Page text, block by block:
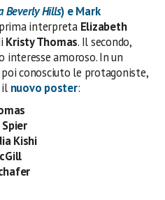
Beverly Hills) eMark
interpreta Elizabeth
Kristy Thomas. Il secondo,
interesse amoroso. In un
conosciuto le protagoniste,
il nuovo poster:
Kishi